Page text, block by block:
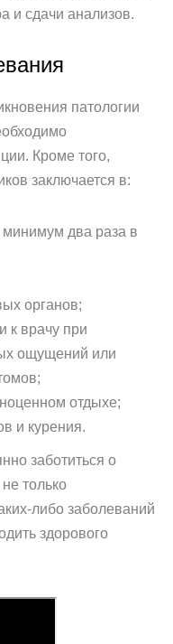
и сдачи анализов.
патологии
Кроме того,
заключается в:
минимум два раза в
органов;
к врачу при
ощущений или
отдыхе;
и курения.
заботиться о
только
либо заболеваний
здорового